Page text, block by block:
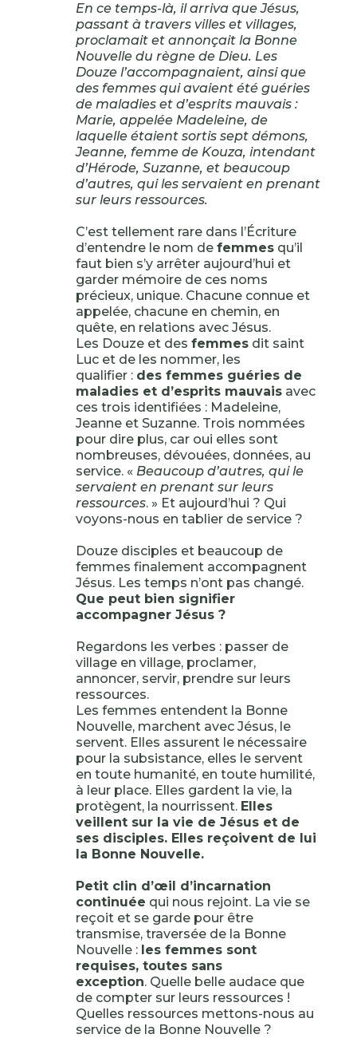
En ce temps-là, il arriva que Jésus,
passant à travers villes et villages,
proclamait et annonçait la Bonne
Nouvelle du règne de Dieu. Les
Douze l’accompagnaient, ainsi que
des femmes qui avaient été guéries
de maladies et d’esprits mauvais :
Marie, appelée Madeleine, de
laquelle étaient sortis sept démons,
Jeanne, femme de Kouza, intendant
d’Hérode, Suzanne, et beaucoup
d’autres, qui les servaient en prenant
sur leurs ressources.
C’est tellement rare dans l’Écriture
d’entendre le nom de femmesqu’il
faut bien s’y arrêter aujourd’hui et
garder mémoire de ces noms
précieux, unique. Chacune connue et
appelée, chacune en chemin, en
quête, en relations avec Jésus.
Les Douze et des femmesdit saint
Luc et de les nommer, les
qualifier : des femmes guéries de
maladies et d’esprits mauvaisavec
ces trois identifiées : Madeleine,
Jeanne et Suzanne. Trois nommées
pour dire plus, car oui elles sont
nombreuses, dévouées, données, au
service. « Beaucoup d’autres, qui le
servaient en prenant sur leurs
ressources. » Et aujourd’hui ? Qui
voyons-nous en tablier de service ?
Douze disciples et beaucoup de
femmes finalement accompagnent
Jésus. Les temps n’ont pas changé.
Que peut bien signifier
accompagner Jésus ?
Regardons les verbes : passer de
village en village, proclamer,
annoncer, servir, prendre sur leurs
ressources.
Les femmes entendent la Bonne
Nouvelle, marchent avec Jésus, le
servent. Elles assurent le nécessaire
pour la subsistance, elles le servent
en toute humanité, en toute humilité,
à leur place. Elles gardent la vie, la
protègent, la nourrissent. Elles
veillent sur la vie de Jésus et de
ses disciples. Elles reçoivent de lui
la Bonne Nouvelle.
Petit clin d’œil d’incarnation
continuée qui nous rejoint. La vie se
reçoit et se garde pour être
transmise, traversée de la Bonne
Nouvelle : les femmes sont
requises, toutes sans
exception. Quelle belle audace que
de compter sur leurs ressources !
Quelles ressources mettons-nous au
service de la Bonne Nouvelle ?